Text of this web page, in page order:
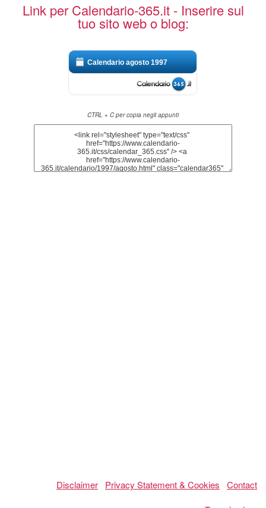
Link per Calendario-365.it - Inserire sul
tuo sito web o blog:
Calendario agosto 1997
CTRL + C per copia negli appunti
Disclaimer Privacy Statement & Cookies
Contact